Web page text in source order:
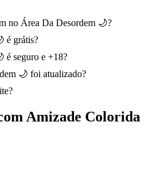
no Área Da Desordem 🌙?
é grátis?
é seguro e +18?
🌙 foi atualizado?
Amizade Colorida